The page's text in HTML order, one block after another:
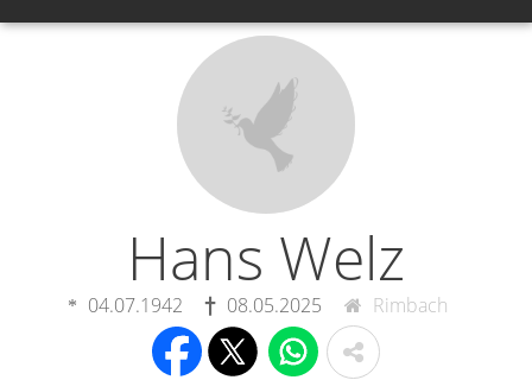
Hans Welz
04.07.1942 08.05.2025 Rimbach